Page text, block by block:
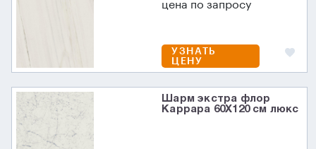
цена по запросу
УЗНАТЬ
ЦЕНУ
Шарм экстра флор
Каррара 60X120 см люкс